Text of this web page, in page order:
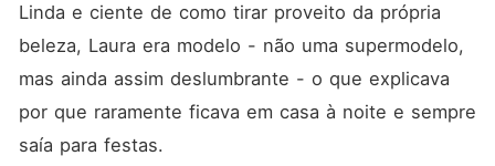
Linda e ciente de como tirar proveito da própria
beleza, Laura era modelo - não uma supermodelo,
mas ainda assim deslumbrante - o que explicava
por que raramente ficava em casa à noite e sempre
saía para festas.